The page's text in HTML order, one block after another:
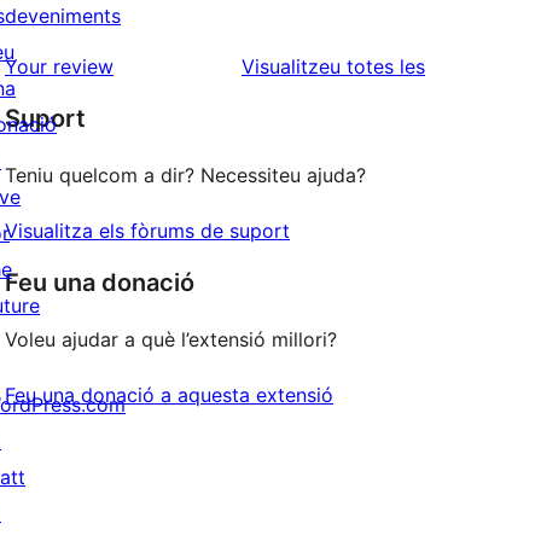
2
estrelles
valoracions
de
1
estrelles
Your review Visualitzeu totes lesressenyes
Suport
Teniu quelcom a dir? Necessiteu ajuda?
Visualitza els fòrums de suport
Feu una donació
Voleu ajudar a què l’extensió millori?
Feu una donació a aquesta extensió